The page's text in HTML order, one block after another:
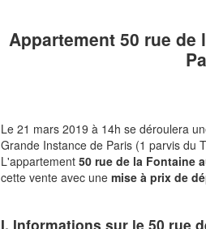
Appartement 50 rue de
Le 21 mars 2019 à 14h se déroulera
Grande Instance de Paris (1 parvis du
L'appartement 50 rue de la Fontaine
cette vente avec une mise à prix de
I. Informations sur le 50 rue